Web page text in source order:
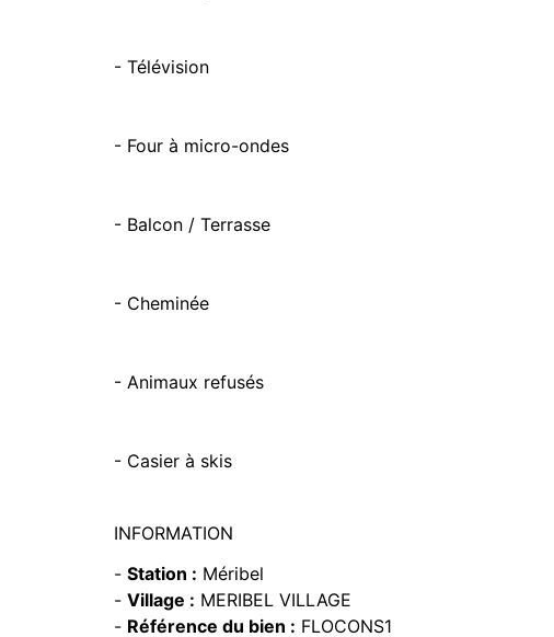
- Télévision
- Four à micro-ondes
- Balcon / Terrasse
- Cheminée
- Animaux refusés
- Casier à skis
INFORMATION
- Station : Méribel
- Village : MERIBEL VILLAGE
- Référence du bien : FLOCONS1